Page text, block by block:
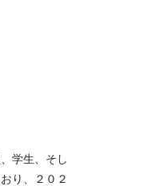
学生、そし
り、２０２